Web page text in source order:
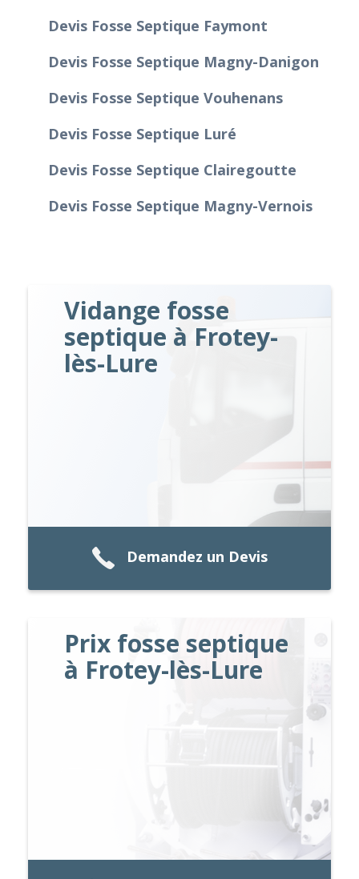
Devis Fosse Septique Faymont
Devis Fosse Septique Magny-Danigon
Devis Fosse Septique Vouhenans
Devis Fosse Septique Luré
Devis Fosse Septique Clairegoutte
Devis Fosse Septique Magny-Vernois
Vidange fosse
septique à Frotey-
lès-Lure
Demandez un Devis
Prix fosse septique
à Frotey-lès-Lure